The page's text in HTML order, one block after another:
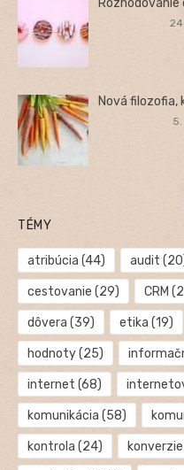
Nová
TÉMY
atribúcia (44) audit
cestovanie (29) CRM
dôvera (39) etika (19)
hodnoty(25)
internet (68)
komunikácia (58)
kontrola (24) konverzie